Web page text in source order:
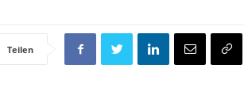
Teilen